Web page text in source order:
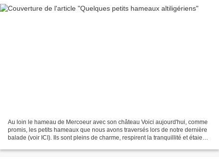
Au loin le hameau de Mercoeur avec son château Voici aujourd'hui, comme
promis, les petits hameaux que nous avons traversés lors de notre dernière
balade (voir ICI). Ils sont pleins de charme, respirent la tranquillité et étaient